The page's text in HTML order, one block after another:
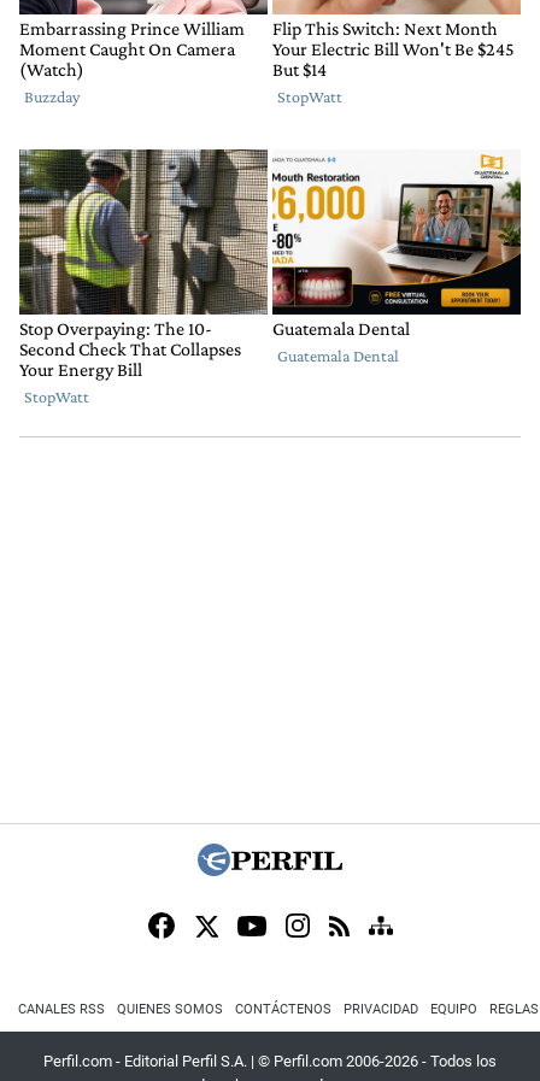
CANALES RSS QUIENES SOMOS CONTÁCTENOS PRIVACIDAD EQUIPO
Perfil.com - Editorial Perfil S.A. | © Perfil.com 2006-2026 - Todos los